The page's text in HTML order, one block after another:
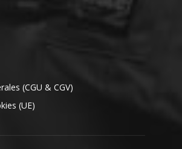
(CGU & CGV)
(UE)